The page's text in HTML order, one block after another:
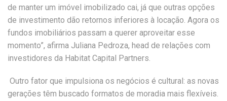
de manter um imóvel imobilizado cai, já que outras opções
de investimento dão retornos inferiores à locação. Agora os
fundos imobiliários passam a querer aproveitar esse
momento”, afirma Juliana Pedroza, head de relações com
investidores da Habitat Capital Partners.
Outro fator que impulsiona os negócios é cultural: as novas
gerações têm buscado formatos de moradia mais flexíveis.